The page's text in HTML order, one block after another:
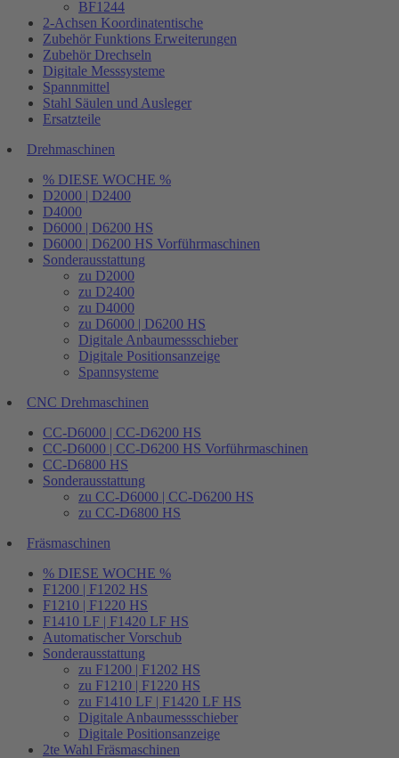
BF1244
2-Achsen Koordinatentische
Zubehör Funktions Erweiterungen
Zubehör Drechseln
Digitale Messsysteme
Spannmittel
Stahl Säulen und Ausleger
Ersatzteile
Drehmaschinen
% DIESE WOCHE %
D2000 | D2400
D4000
D6000 | D6200 HS
D6000 | D6200 HS Vorführmaschinen
Sonderausstattung
zu D2000
zu D2400
zu D4000
zu D6000 | D6200 HS
Digitale Anbaumessschieber
Digitale Positionsanzeige
Spannsysteme
CNC Drehmaschinen
CC-D6000 | CC-D6200 HS
CC-D6000 | CC-D6200 HS Vorführmaschinen
CC-D6800 HS
Sonderausstattung
zu CC-D6000 | CC-D6200 HS
zu CC-D6800 HS
Fräsmaschinen
% DIESE WOCHE %
F1200 | F1202 HS
F1210 | F1220 HS
F1410 LF | F1420 LF HS
Automatischer Vorschub
Sonderausstattung
zu F1200 | F1202 HS
zu F1210 | F1220 HS
zu F1410 LF | F1420 LF HS
Digitale Anbaumessschieber
Digitale Positionsanzeige
2te Wahl Fräsmaschinen